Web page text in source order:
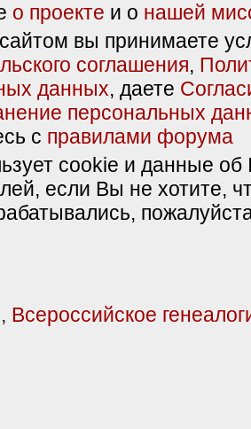
о проекте и о нашей
вы принимаете
соглашения,
данных, даете
персональных
с правилами форума
cookie и данные об
если Вы не хотите,
Всероссийское